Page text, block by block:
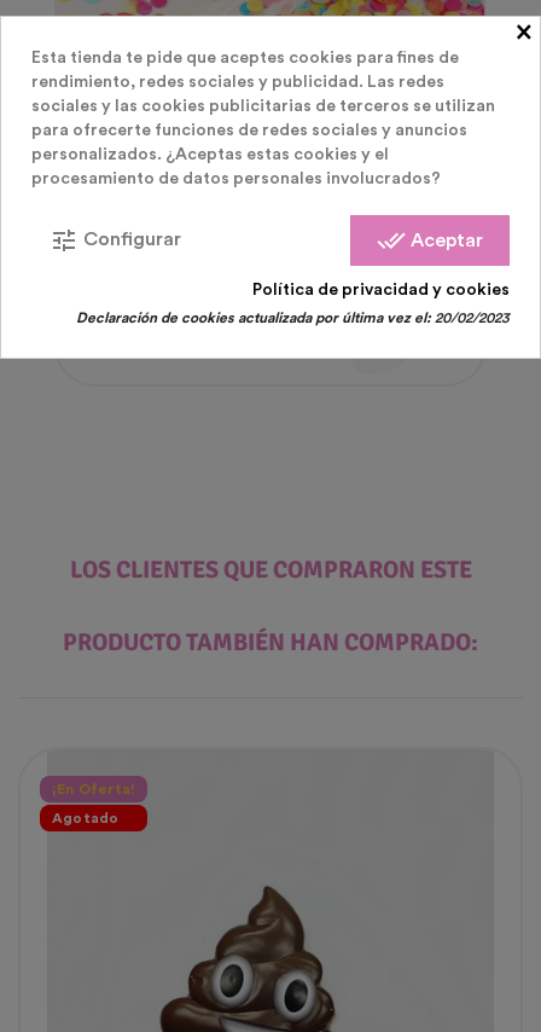
Precio
2,49 €
LOS CLIENTES QUE COMPRARON ESTE
PRODUCTO TAMBIÉN HAN COMPRADO:
¡En Oferta!
Agotado
×
Esta tienda te pide que aceptes cookies para fines de
rendimiento, redes sociales y publicidad. Las redes
sociales y las cookies publicitarias de terceros se utilizan
para ofrecerte funciones de redes sociales y anuncios
personalizados. ¿Aceptas estas cookies y el
procesamiento de datos personales involucrados?
done_all Aceptar
tune Configurar
Política de privacidad y cookies
Declaración de cookies actualizada por última vez el:20/02/2023